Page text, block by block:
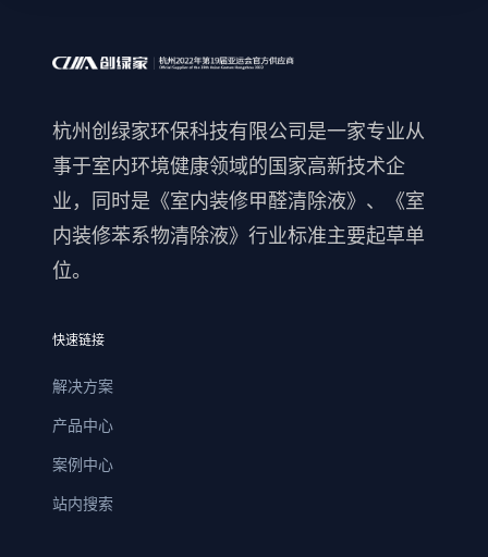
杭州创绿家环保科技有限公司是一家专业从
事于室内环境健康领域的国家高新技术企
业，同时是《室内装修甲醛清除液》、《室
内装修苯系物清除液》行业标准主要起草单
位。
快速链接
解决方案
产品中心
案例中心
站内搜索